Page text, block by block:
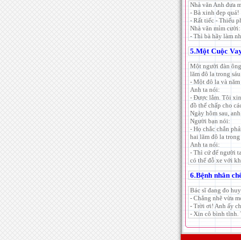
Nhà văn Anh đưa
- Bà xinh đẹp quá!
- Rất tiếc - Thiếu
Nhà văn mỉm cười:
- Thì bà hãy làm
5.Một Cuộc
Một người đàn
lăm đô la trong sáu
- Một đô la và
Anh ta nói:
- Được lắm. Tôi
đồ thế chấp cho
Ngày hôm sau,
Người bạn nói:
- Họ chắc chắn
hai lăm đô la trong
Anh ta nói:
- Thì cứ để người
có thể đỗ xe với
6.Bệnh nhân
Bác sĩ đang đo
- Chẳng nhẽ vừa
- Trời ơi! Anh ấy
- Xin cô bình tĩnh.